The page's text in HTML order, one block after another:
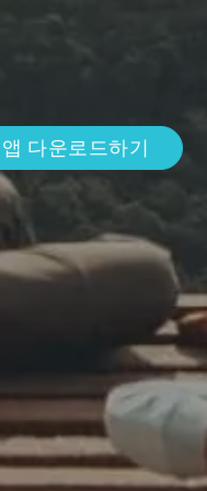
앱 다운로드하기